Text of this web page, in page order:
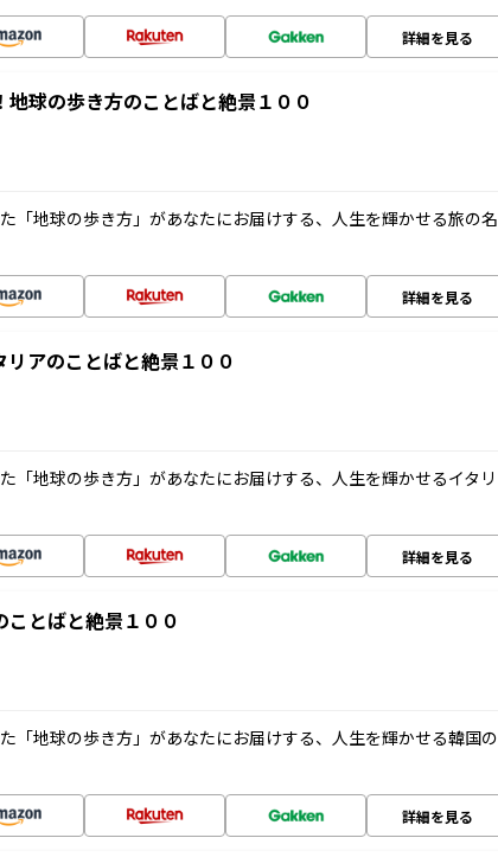
詳細を見る
球の歩き方のことばと絶景１００
「地球の歩き方」があなたにお届けする、人生を輝かせる旅の名
詳細を見る
アのことばと絶景１００
「地球の歩き方」があなたにお届けする、人生を輝かせるイタリ
詳細を見る
とばと絶景１００
「地球の歩き方」があなたにお届けする、人生を輝かせる韓国の
詳細を見る